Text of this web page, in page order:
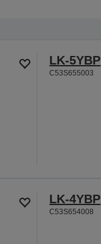
LK-5YBP
C53S655003
LK-4YBP
C53S654008